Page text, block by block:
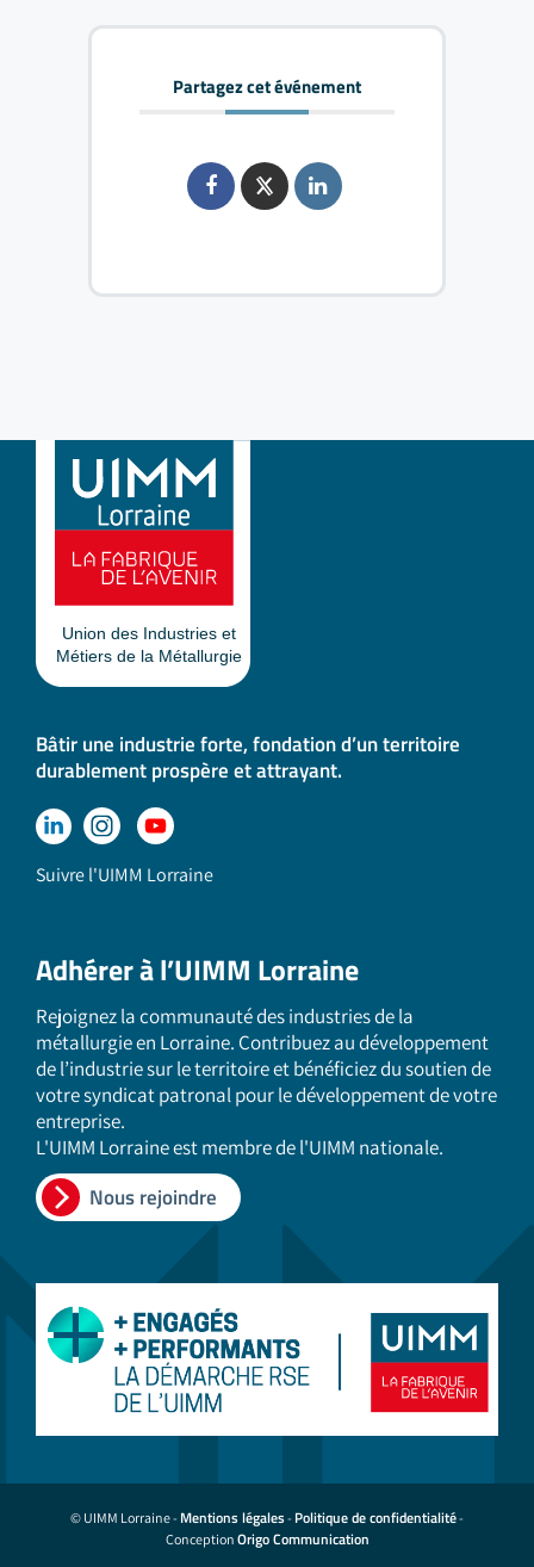
Partagez cet événement
Bâtir une industrie forte, fondation d’un territoire
durablement prospère et attrayant.
Suivre l'UIMM Lorraine
Adhérer à l’UIMM Lorraine
Rejoignez la communauté des industries de la
métallurgie en Lorraine. Contribuez au développement
de l’industrie sur le territoire et bénéficiez du soutien de
votre syndicat patronal pour le développement de votre
entreprise.
L'UIMM Lorraine est membre de l'UIMM nationale.
Nous rejoindre
© UIMM Lorraine - Mentions légales- Politique de confidentialité-
Conception Origo Communication